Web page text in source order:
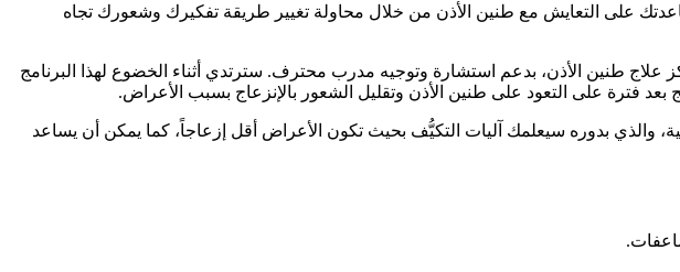
على التعايش مع طنين الأذن من خلال محاولة تغيير طريقة تفكيرك وشعورك تجاه
طنين الأذن، بدعم استشارة وتوجيه مدرب محترف. سترتدي أثناء الخضوع لهذا البرنامج
فترة على التعود على طنين الأذن وتقليل الشعور بالإنزعاج بسبب الأعراض.
والذي بدوره سيعلمك آليات التكيُّف بحيث تكون الأعراض أقل إزعاجاً، كما يمكن أن يساعد